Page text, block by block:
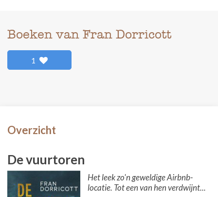
Boeken van Fran Dorricott
1
Overzicht
De vuurtoren
Het leek zo'n geweldige Airbnb-
locatie. Tot een van hen verdwijnt...